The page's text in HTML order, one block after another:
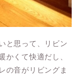
と思って、リビン
かくて快適だし、
の音がリビングま